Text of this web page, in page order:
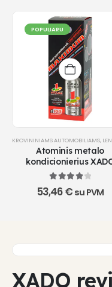
POPULIARU
KROVININIAMS AUTOMOBILIAMS,
Atominis metalo
kondicionierius
Maximum 1 Stage
4out of 5
53,46€ su PVM
XADO